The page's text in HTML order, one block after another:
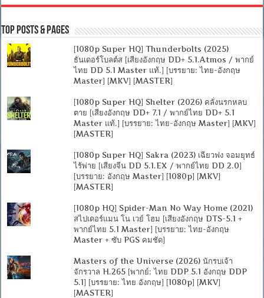
Top Posts & Pages
[1080p Super HQ] Thunderbolts (2025)
ธันเดอร์โบลต์ส [เสียงอังกฤษ DD+ 5.1.Atmos / พากย์
ไทย DD 5.1 Master แท้.] [บรรยาย: ไทย-อังกฤษ
Master] [MKV] [MASTER]
[1080p Super HQ] Shelter (2026) คลั่งนรกหลบ
ตาย [เสียงอังกฤษ DD+ 7.1 / พากย์ไทย DD+ 5.1
Master แท้.] [บรรยาย: ไทย-อังกฤษ Master] [MKV]
[MASTER]
[1080p Super HQ] Sakra (2023) เฉียวฟง จอมยุทธ์
ไร้พ่าย [เสียงจีน DD 5.1.EX / พากย์ไทย DD 2.0]
[บรรยาย: อังกฤษ Master] [1080p] [MKV]
[MASTER]
[1080p HQ] Spider-Man No Way Home (2021)
สไปเดอร์แมน โน เวย์ โฮม [เสียงอังกฤษ DTS-5.1 +
พากย์ไทย 5.1 Master] [บรรยาย: ไทย-อังกฤษ
Master + ซับ PGS คมชัด]
Masters of the Universe (2026) นักรบเจ้า
จักรวาล H.265 [พากย์: ไทย DDP 5.1 อังกฤษ DDP
5.1] [บรรยาย: ไทย อังกฤษ] [1080p] [MKV]
[MASTER]